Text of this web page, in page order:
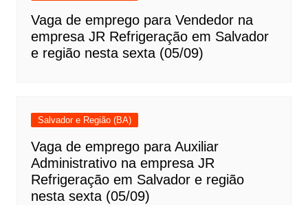
Vaga de emprego para Vendedor na
empresa JR Refrigeração em Salvador
e região nesta sexta (05/09)
Salvador e Região (BA)
Vaga de emprego para Auxiliar
Administrativo na empresa JR
Refrigeração em Salvador e região
nesta sexta (05/09)